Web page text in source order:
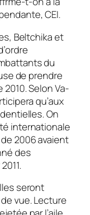
CEI.
Beltchika et
du
de prendre
Selon Va-
qu’aux
On
internationale
2006 avaient
des
seront
vue. Lecture